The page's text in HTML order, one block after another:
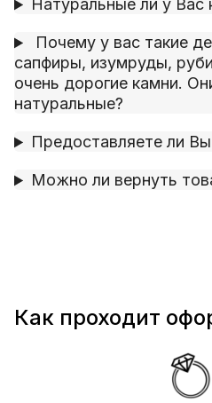
Натуральные ли у Вас
Почему у вас такие
сапфиры, изумруды,
очень дорогие камни.
натуральные?
Предоставляете ли Вы
Можно ли вернуть
Как проходит